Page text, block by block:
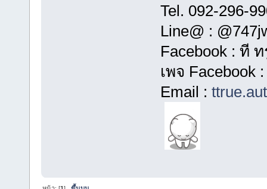
Tel. 092-296-
Line@ :
Facebook : ที
เพจ Facebook
Email :